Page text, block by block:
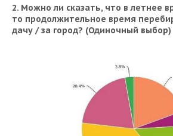
2. Можно ли сказать, что в летнее
то продолжительное время
дачу / за город? (Одиночный выбор)